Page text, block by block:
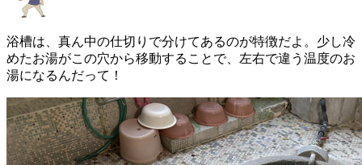
浴槽は、真ん中の仕切りで分けてあるのが特徴だよ。少し冷
めたお湯がこの穴から移動することで、左右で違う温度のお
湯になるんだって！